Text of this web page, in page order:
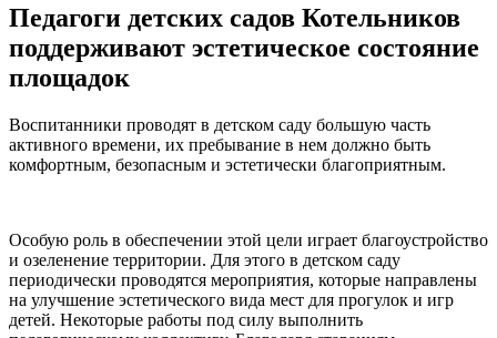
Педагоги детских садов Котельников
поддерживают эстетическое состояние
площадок
Воспитанники проводят в детском саду большую часть
активного времени, их пребывание в нем должно быть
комфортным, безопасным и эстетически благоприятным.
Особую роль в обеспечении этой цели играет благоустройство
и озеленение территории. Для этого в детском саду
периодически проводятся мероприятия, которые направлены
на улучшение эстетического вида мест для прогулок и игр
детей. Некоторые работы под силу выполнить